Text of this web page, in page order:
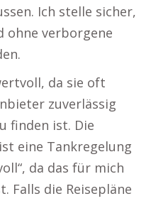
Ich stelle sicher,
ohne verborgene
da sie oft
zuverlässig
finden ist. Die
eine Tankregelung
da das für mich
Falls die Reisepläne